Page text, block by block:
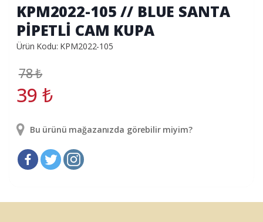
KPM2022-105 // BLUE SANTA
PİPETLİ CAM KUPA
Ürün Kodu: KPM2022-105
78₺
39 ₺
Bu ürünü mağazanızda görebilir miyim?